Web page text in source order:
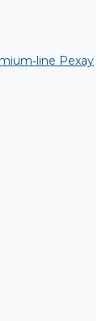
Рехау